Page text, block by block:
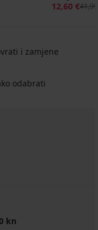
12,60 €
i zamjene
odabrati
kn